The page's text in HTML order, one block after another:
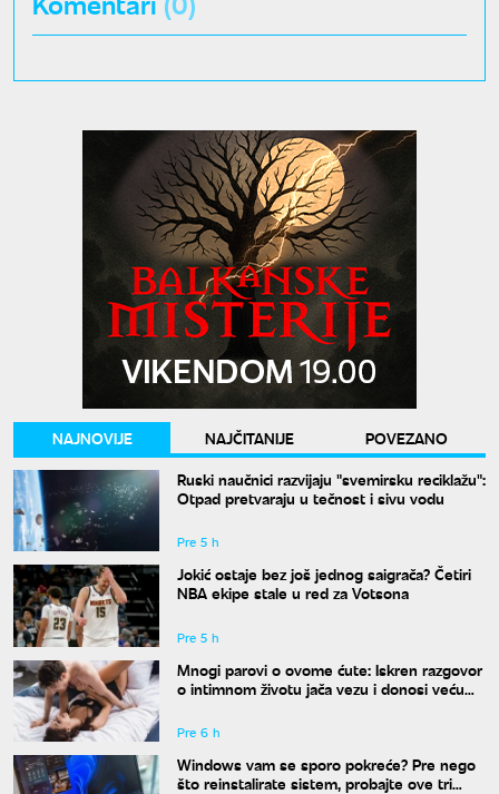
NAJNOVIJE NAJČITANIJE
POVEZANO
Ruski naučnici razvijaju "svemirsku reciklažu":
Otpad pretvaraju u tečnost i sivu vodu
Pre 5 h
Jokić ostaje bez još jednog saigrača? Četiri
NBA ekipe stale u red za Votsona
Pre 5 h
Mnogi parovi o ovome ćute: Iskren razgovor
o intimnom životu jača vezu i donosi veću
Pre 6 h
Windows vam se sporo pokreće? Pre nego
što reinstalirate sistem, probajte ove tri